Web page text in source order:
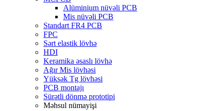
Alüminium nüvəli PCB
Mis nüvəli PCB
Standart FR4 PCB
FPC
Sərt elastik lövhə
HDI
Keramika əsaslı lövhə
Ağır Mis lövhəsi
Yüksək Tg lövhəsi
PCB montajı
Sürətli dönmə prototipi
Məhsul nümayişi